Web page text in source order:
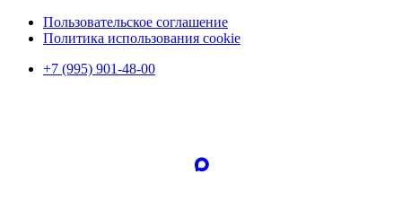
Пользовательское соглашение
Политика использования cookie
+7 (995) 901-48-00